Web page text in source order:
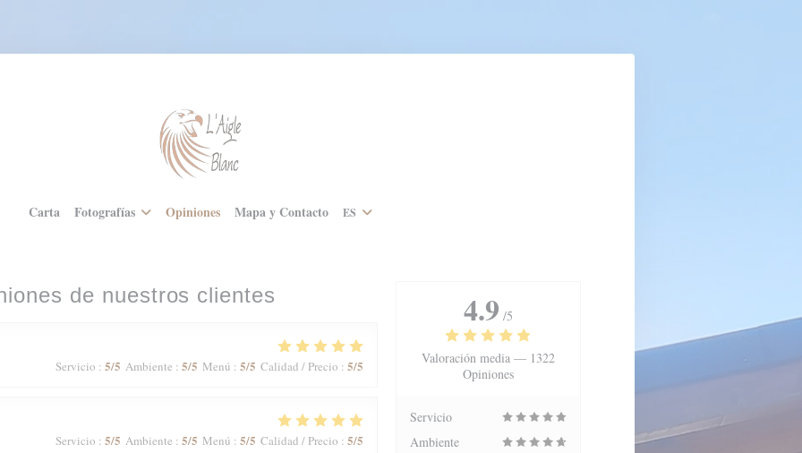
Carta Fotografías Opiniones Mapa y Contacto ES
de nuestros clientes
Servicio : 5/5 Ambiente : 5/5 Menú : 5/5 Calidad / Precio : 5/5
Servicio : 5/5 Ambiente : 5/5 Menú : 5/5 Calidad / Precio : 5/5
4.9 /5
Valoración media — 1322
Opiniones
Servicio
Ambiente